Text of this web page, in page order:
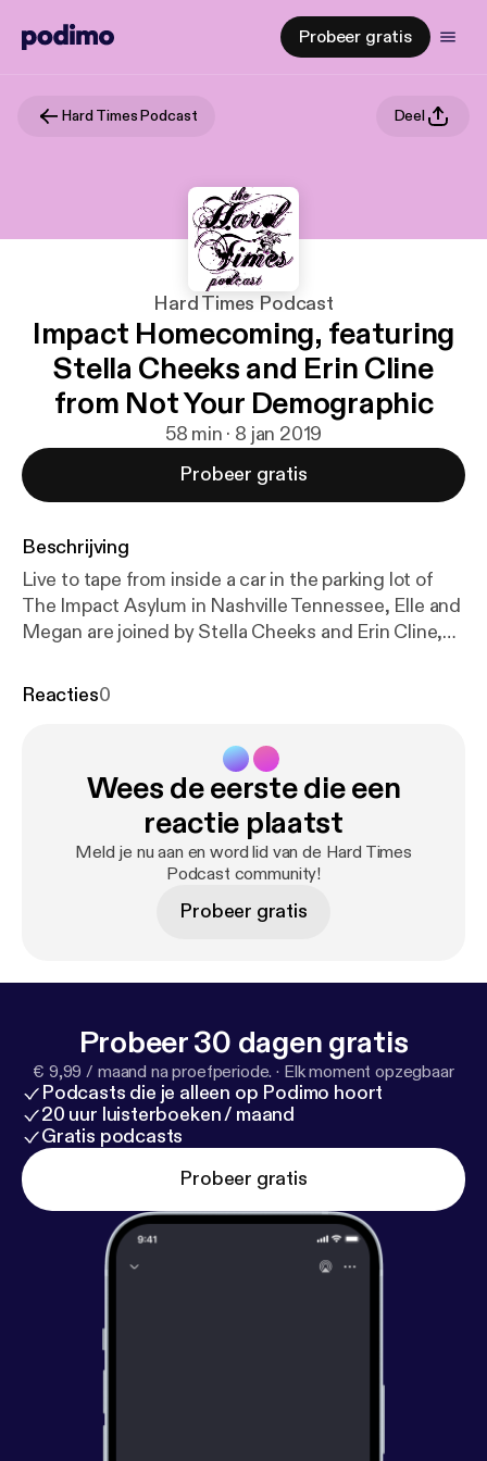
Probeer gratis
Hard Times Podcast Deel
Hard Times Podcast
Impact Homecoming, featuring
Stella Cheeks and Erin Cline
from Not Your Demographic
58 min · 8 jan 2019
Probeer gratis
Beschrijving
Live to tape from inside a car in the parking lot of
The Impact Asylum in Nashville Tennessee, Elle and
Megan are joined by Stella Cheeks and Erin Cline,
Demographic. Anything we lack in sound quality (we
Reacties0
Wees de eerste die een
reactie plaatst
Meld je nu aan en word lid van de Hard Times
Podcast community!
Probeer gratis
Probeer 30 dagen gratis
€ 9,99 / maand na proefperiode. · Elk moment opzegbaar
Podcasts die je alleen op Podimo hoort
20 uur luisterboeken / maand
Gratis podcasts
Probeer gratis